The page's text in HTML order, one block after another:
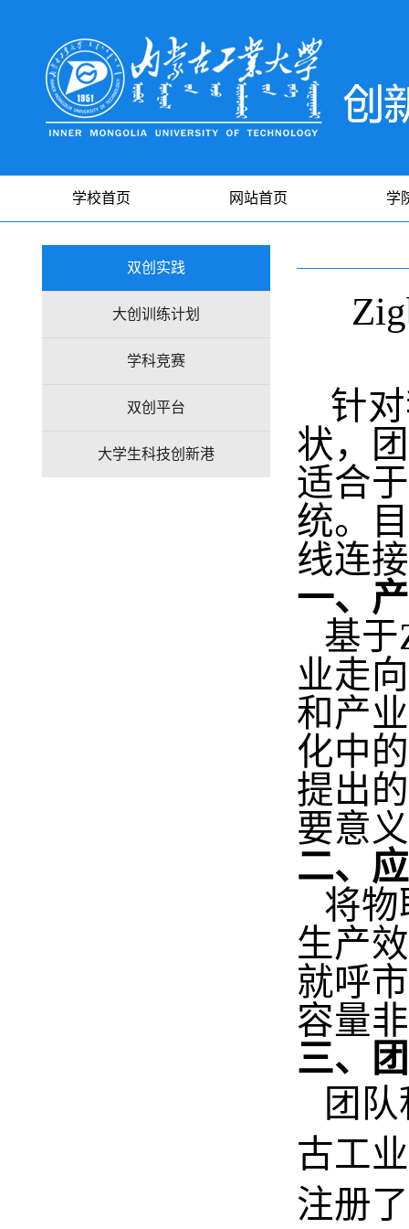
学校首页 网站首页 学
双创实践
大创训练计划
学科竞赛
双创平台
大学生科技创新港
针
状，
适合
统。
线连
一、
基于
业走
和产
化中
提出
要意
二、
将物
生产
就呼
容量
三、
团
古工
注册